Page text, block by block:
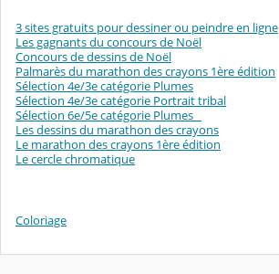
3 sites gratuits pour dessiner ou peindre en ligne
Les gagnants du concours de Noël
Concours de dessins de Noël
Palmarès du marathon des crayons 1ère édition
Sélection 4e/3e catégorie Plumes
Sélection 4e/3e catégorie Portrait tribal
Sélection 6e/5e catégorie Plumes
Les dessins du marathon des crayons
Le marathon des crayons 1ère édition
Le cercle chromatique
Coloriage